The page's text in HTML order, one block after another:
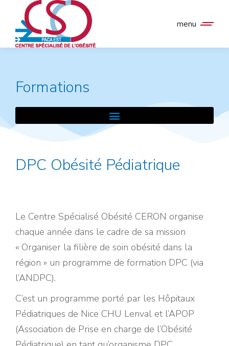
menu
Formations
DPC Obésité Pédiatrique
Le Centre Spécialisé Obésité CERON organise
chaque année dans le cadre de sa mission
« Organiser la filière de soin obésité dans la
région » un programme de formation DPC (via
l’ANDPC).
C’est un programme porté par les Hôpitaux
Pédiatriques de Nice CHU Lenval et l’APOP
(Association de Prise en charge de l’Obésité